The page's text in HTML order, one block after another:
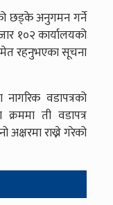
छड्के अनुगमन गर्ने
१०२ कार्यालयको
रहनुभएका सूचना
वडापत्रको
ती वडापत्र
अक्षरमा राख्ने गरेको